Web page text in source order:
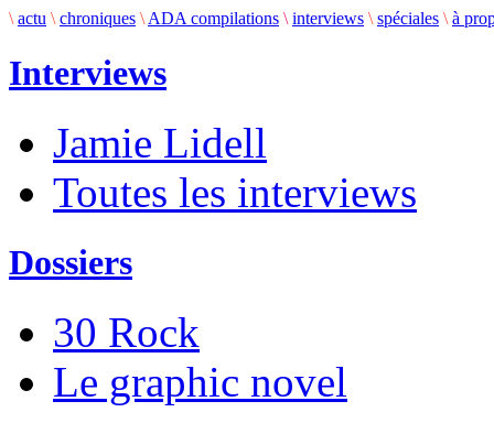
\ actu \ chroniques \ ADA compilations \ interviews \ spéciales \ à
Interviews
Jamie Lidell
Toutes les interviews
Dossiers
30 Rock
Le graphic novel